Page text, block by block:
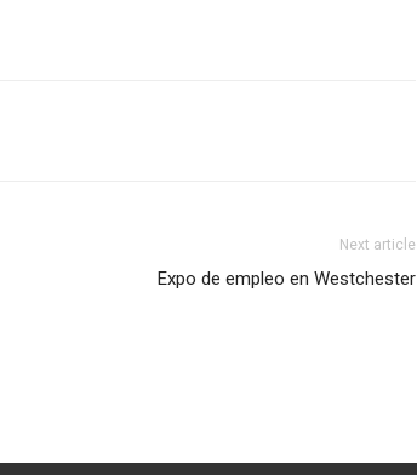
Next article
Expo de empleo en Westchester